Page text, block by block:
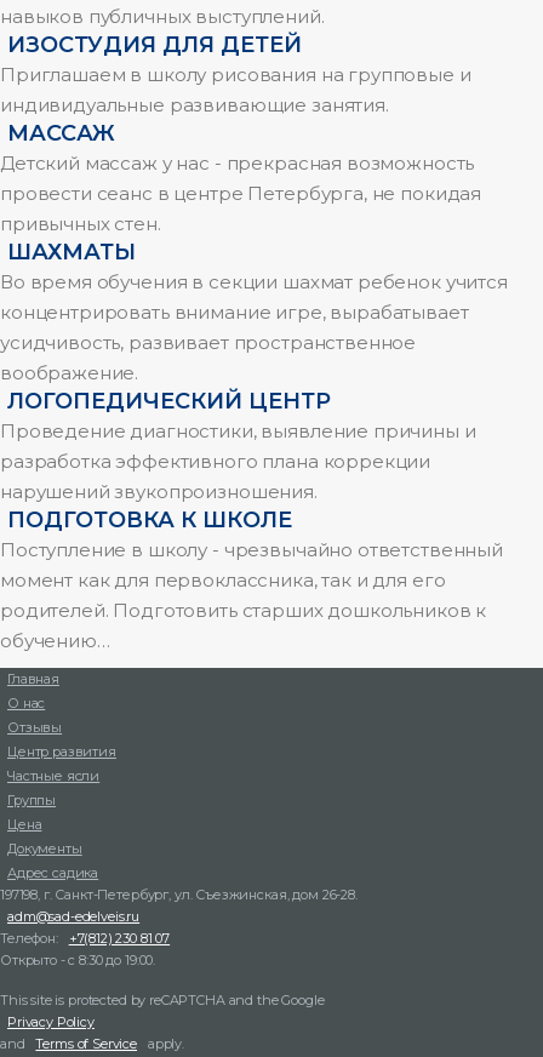
навыков публичных выступлений.
ИЗОСТУДИЯ ДЛЯ ДЕТЕЙ
Приглашаем в школу рисования на групповые и
индивидуальные развивающие занятия.
МАССАЖ
Детский массаж у нас - прекрасная возможность
провести сеанс в центре Петербурга, не покидая
привычных стен.
ШАХМАТЫ
Во время обучения в секции шахмат ребенок учится
концентрировать внимание игре, вырабатывает
усидчивость, развивает пространственное
воображение.
ЛОГОПЕДИЧЕСКИЙ ЦЕНТР
Проведение диагностики, выявление причины и
разработка эффективного плана коррекции
нарушений звукопроизношения.
ПОДГОТОВКА К ШКОЛЕ
Поступление в школу - чрезвычайно ответственный
момент как для первоклассника, так и для его
родителей. Подготовить старших дошкольников к
обучению…
Главная
О нас
Отзывы
Центр развития
Частные ясли
Группы
Цена
Документы
Адрес садика
197198, г. Санкт-Петербург, ул. Съезжинская, дом 26-28.
adm@sad-edelveis.ru
Телефон:
+7(812) 230 81 07
Открыто - с 8:30 до 19:00.
This site is protected by reCAPTCHA and the Google
Privacy Policy
and
Terms of Service apply.